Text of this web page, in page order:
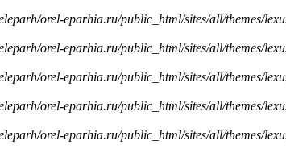
orel-eparhia.ru/public_html/sites/all/themes/
orel-eparhia.ru/public_html/sites/all/themes/
orel-eparhia.ru/public_html/sites/all/themes/
orel-eparhia.ru/public_html/sites/all/themes/
orel-eparhia.ru/public_html/sites/all/themes/